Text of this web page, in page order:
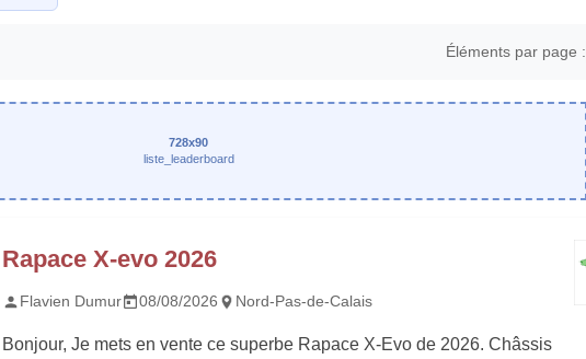
Éléments par page :
728x90
liste_leaderboard
Rapace X-evo 2026
Flavien Dumur 08/08/2026 Nord-Pas-de-Calais
Bonjour, Je mets en vente ce superbe Rapace X-Evo de 2026. Châssis